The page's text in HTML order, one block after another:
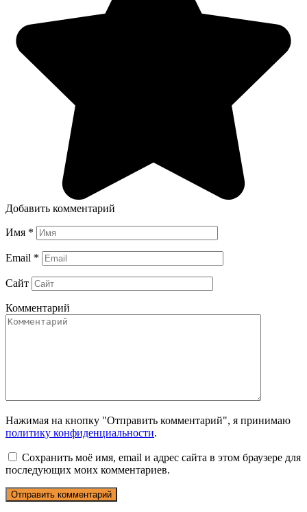
Добавить комментарий
Имя *
Email *
Сайт
Комментарий
Нажимая на кнопку "Отправить комментарий", я принимаю
политику конфиденциальности.
Сохранить моё имя, email и адрес сайта в этом браузере для
последующих моих комментариев.